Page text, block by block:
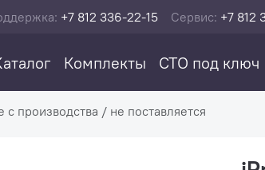
+7 812 336-22-15 Сервис: +7 812
Комплекты СТО под ключ
с производства / не поставляется